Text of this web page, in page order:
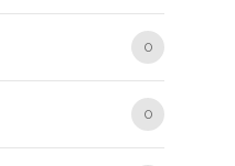
0
0